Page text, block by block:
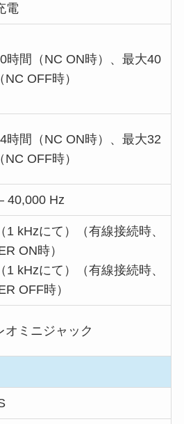
電
時間（NC ON時）、最大40
NC OFF時）
時間（NC ON時）、最大32
NC OFF時）
40,000 Hz
1 kHzにて）（有線接続時、
ON時）
1 kHzにて）（有線接続時、
OFF時）
オミニジャック